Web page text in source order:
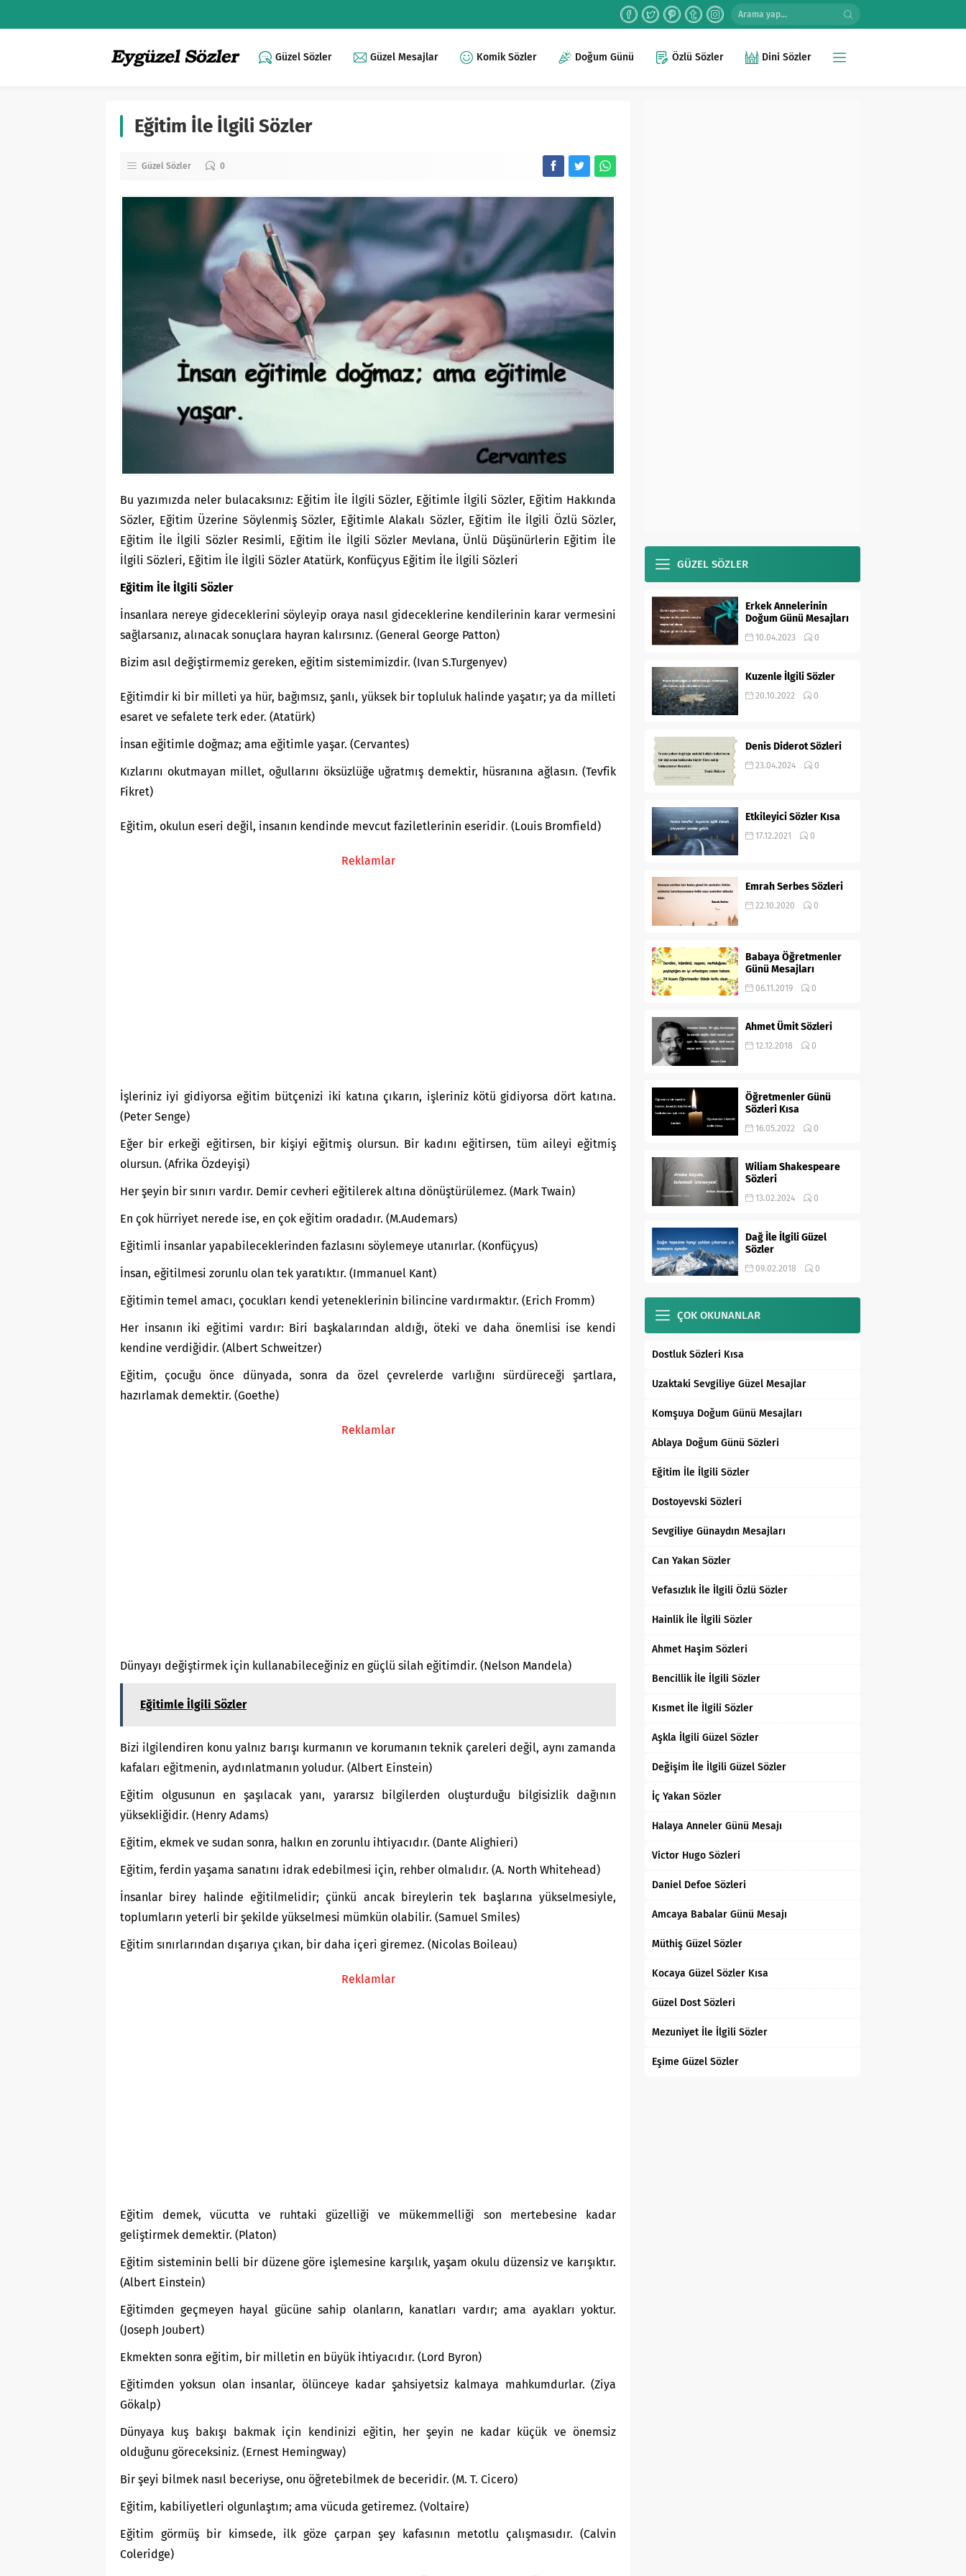
Güzel Sözler Güzel Mesajlar Komik Sözler Doğum Günü Özlü Sözler Dini Sözler
Eğitim İle İlgili Sözler
Güzel Sözler 0
Bu yazımızda neler bulacaksınız: Eğitim İle İlgili Sözler, Eğitimle İlgili Sözler, Eğitim Hakkında
Sözler, Eğitim Üzerine Söylenmiş Sözler, Eğitimle Alakalı Sözler, Eğitim İle İlgili Özlü Sözler,
Eğitim İle İlgili Sözler Resimli, Eğitim İle İlgili Sözler Mevlana, Ünlü Düşünürlerin Eğitim İle
İlgili Sözleri, Eğitim İle İlgili Sözler Atatürk, Konfüçyus Eğitim İle İlgili Sözleri
Eğitim İle İlgili Sözler
İnsanlara nereye gideceklerini söyleyip oraya nasıl gideceklerine kendilerinin karar vermesini
sağlarsanız, alınacak sonuçlara hayran kalırsınız. (General George Patton)
Bizim asıl değiştirmemiz gereken, eğitim sistemimizdir. (Ivan S.Turgenyev)
Eğitimdir ki bir milleti ya hür, bağımsız, şanlı, yüksek bir topluluk halinde yaşatır; ya da milleti
esaret ve sefalete terk eder. (Atatürk)
İnsan eğitimle doğmaz; ama eğitimle yaşar. (Cervantes)
Kızlarını okutmayan millet, oğullarını öksüzlüğe uğratmış demektir, hüsranına ağlasın. (Tevfik
Fikret)
Eğitim, okulun eseri değil, insanın kendinde mevcut faziletlerinin eseridir. (Louis Bromfield)
Reklamlar
İşleriniz iyi gidiyorsa eğitim bütçenizi iki katına çıkarın, işleriniz kötü gidiyorsa dört katına.
(Peter Senge)
Eğer bir erkeği eğitirsen, bir kişiyi eğitmiş olursun. Bir kadını eğitirsen, tüm aileyi eğitmiş
olursun. (Afrika Özdeyişi)
Her şeyin bir sınırı vardır. Demir cevheri eğitilerek altına dönüştürülemez. (Mark Twain)
En çok hürriyet nerede ise, en çok eğitim oradadır. (M.Audemars)
Eğitimli insanlar yapabileceklerinden fazlasını söylemeye utanırlar. (Konfüçyus)
İnsan, eğitilmesi zorunlu olan tek yaratıktır. (Immanuel Kant)
Eğitimin temel amacı, çocukları kendi yeteneklerinin bilincine vardırmaktır. (Erich Fromm)
Her insanın iki eğitimi vardır: Biri başkalarından aldığı, öteki ve daha önemlisi ise kendi
kendine verdiğidir. (Albert Schweitzer)
Eğitim, çocuğu önce dünyada, sonra da özel çevrelerde varlığını sürdüreceği şartlara,
hazırlamak demektir. (Goethe)
Reklamlar
Dünyayı değiştirmek için kullanabileceğiniz en güçlü silah eğitimdir. (Nelson Mandela)
Eğitimle İlgili Sözler
Bizi ilgilendiren konu yalnız barışı kurmanın ve korumanın teknik çareleri değil, aynı zamanda
kafaları eğitmenin, aydınlatmanın yoludur. (Albert Einstein)
Eğitim olgusunun en şaşılacak yanı, yararsız bilgilerden oluşturduğu bilgisizlik dağının
yüksekliğidir. (Henry Adams)
Eğitim, ekmek ve sudan sonra, halkın en zorunlu ihtiyacıdır. (Dante Alighieri)
Eğitim, ferdin yaşama sanatını idrak edebilmesi için, rehber olmalıdır. (A. North Whitehead)
İnsanlar birey halinde eğitilmelidir; çünkü ancak bireylerin tek başlarına yükselmesiyle,
toplumların yeterli bir şekilde yükselmesi mümkün olabilir. (Samuel Smiles)
Eğitim sınırlarından dışarıya çıkan, bir daha içeri giremez. (Nicolas Boileau)
Reklamlar
Eğitim demek, vücutta ve ruhtaki güzelliği ve mükemmelliği son mertebesine kadar
geliştirmek demektir. (Platon)
Eğitim sisteminin belli bir düzene göre işlemesine karşılık, yaşam okulu düzensiz ve karışıktır.
(Albert Einstein)
Eğitimden geçmeyen hayal gücüne sahip olanların, kanatları vardır; ama ayakları yoktur.
(Joseph Joubert)
Ekmekten sonra eğitim, bir milletin en büyük ihtiyacıdır. (Lord Byron)
Eğitimden yoksun olan insanlar, ölünceye kadar şahsiyetsiz kalmaya mahkumdurlar. (Ziya
Gökalp)
Dünyaya kuş bakışı bakmak için kendinizi eğitin, her şeyin ne kadar küçük ve önemsiz
olduğunu göreceksiniz. (Ernest Hemingway)
Bir şeyi bilmek nasıl beceriyse, onu öğretebilmek de beceridir. (M. T. Cicero)
Eğitim, kabiliyetleri olgunlaştım; ama vücuda getiremez. (Voltaire)
Eğitim görmüş bir kimsede, ilk göze çarpan şey kafasının metotlu çalışmasıdır. (Calvin
Coleridge)
GÜZEL SÖZLER
Erkek Annelerinin
Doğum Günü Mesajları
10.04.2023 0
Kuzenle İlgili Sözler
20.10.2022 0
Denis Diderot Sözleri
23.04.2024 0
Etkileyici Sözler Kısa
17.12.2021 0
Emrah Serbes Sözleri
22.10.2020 0
Babaya Öğretmenler
Günü Mesajları
06.11.2019 0
Ahmet Ümit Sözleri
12.12.2018 0
Öğretmenler Günü
Sözleri Kısa
16.05.2022 0
Wiliam Shakespeare
Sözleri
13.02.2024 0
Dağ İle İlgili Güzel
Sözler
09.02.2018 0
ÇOK OKUNANLAR
Dostluk Sözleri Kısa
Uzaktaki Sevgiliye Güzel Mesajlar
Komşuya Doğum Günü Mesajları
Ablaya Doğum Günü Sözleri
Eğitim İle İlgili Sözler
Dostoyevski Sözleri
Sevgiliye Günaydın Mesajları
Can Yakan Sözler
Vefasızlık İle İlgili Özlü Sözler
Hainlik İle İlgili Sözler
Ahmet Haşim Sözleri
Bencillik İle İlgili Sözler
Kısmet İle İlgili Sözler
Aşkla İlgili Güzel Sözler
Değişim İle İlgili Güzel Sözler
İç Yakan Sözler
Halaya Anneler Günü Mesajı
Victor Hugo Sözleri
Daniel Defoe Sözleri
Amcaya Babalar Günü Mesajı
Müthiş Güzel Sözler
Kocaya Güzel Sözler Kısa
Güzel Dost Sözleri
Mezuniyet İle İlgili Sözler
Eşime Güzel Sözler